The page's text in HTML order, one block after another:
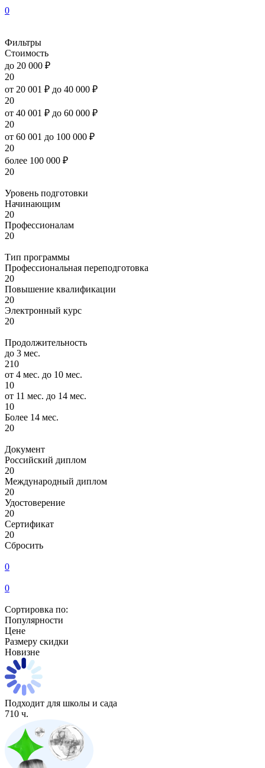
0
Фильтры
Стоимость
до 20 000 ₽
20
от 20 001 ₽ до 40 000 ₽
20
от 40 001 ₽ до 60 000 ₽
20
от 60 001 до 100 000 ₽
20
более 100 000 ₽
20
Уровень подготовки
Начинающим
20
Профессионалам
20
Тип программы
Профессиональная переподготовка
20
Повышение квалификации
20
Электронный курс
20
Продолжительность
до 3 мес.
210
от 4 мес. до 10 мес.
10
от 11 мес. до 14 мес.
10
Более 14 мес.
20
Документ
Российский диплом
20
Международный диплом
20
Удостоверение
20
Сертификат
20
Сбросить
0
0
Сортировка по:
Популярности
Цене
Размеру скидки
Новизне
Подходит для школы и сада
710 ч.